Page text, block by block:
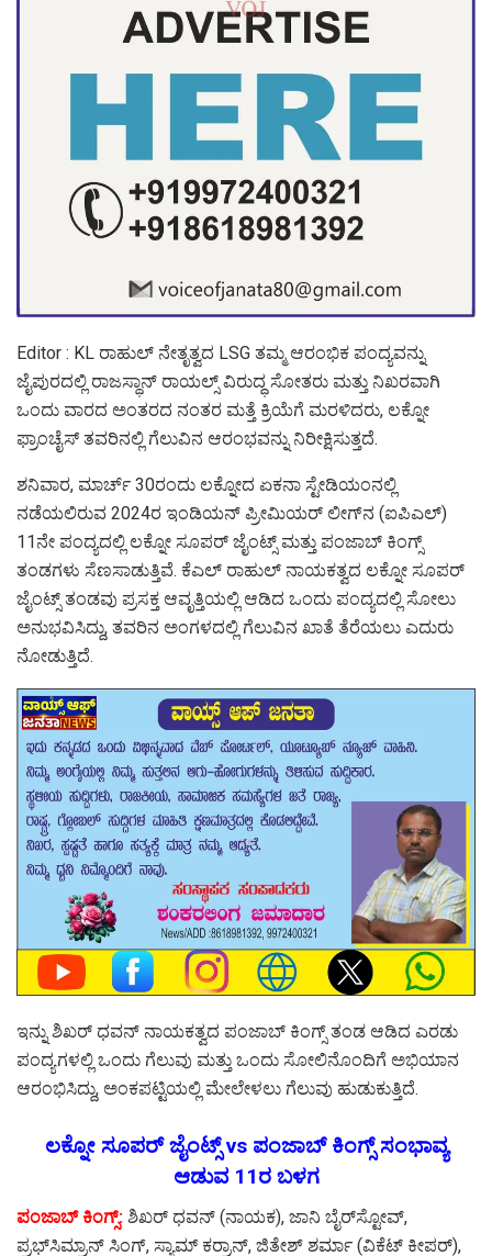
Editor : KL ರಾಹುಲ್ ನೇತೃತ್ವದ LSG ತಮ್ಮ ಆರಂಭಿಕ ಪಂದ್ಯವನ್ನು
ಜೈಪುರದಲ್ಲಿ ರಾಜಸ್ಥಾನ್ ರಾಯಲ್ಸ್ ವಿರುದ್ಧ ಸೋತರು ಮತ್ತು ನಿಖರವಾಗಿ
ಒಂದು ವಾರದ ಅಂತರದ ನಂತರ ಮತ್ತೆ ಕ್ರಿಯೆಗೆ ಮರಳಿದರು, ಲಕ್ನೋ
ಫ್ರಾಂಚೈಸ್ ತವರಿನಲ್ಲಿ ಗೆಲುವಿನ ಆರಂಭವನ್ನು ನಿರೀಕ್ಷಿಸುತ್ತದೆ.
ಶನಿವಾರ, ಮಾರ್ಚ್ 30ರಂದು ಲಕ್ನೋದ ಏಕನಾ ಸ್ಟೇಡಿಯಂನಲ್ಲಿ
ನಡೆಯಲಿರುವ 2024ರ ಇಂಡಿಯನ್ ಪ್ರೀಮಿಯರ್ ಲೀಗ್‌ನ (ಐಪಿಎಲ್)
11ನೇ ಪಂದ್ಯದಲ್ಲಿ ಲಕ್ನೋ ಸೂಪರ್ ಜೈಂಟ್ಸ್ ಮತ್ತು ಪಂಜಾಬ್ ಕಿಂಗ್ಸ್
ತಂಡಗಳು ಸೆಣಸಾಡುತ್ತಿವೆ. ಕೆಎಲ್ ರಾಹುಲ್ ನಾಯಕತ್ವದ ಲಕ್ನೋ ಸೂಪರ್
ಜೈಂಟ್ಸ್ ತಂಡವು ಪ್ರಸಕ್ತ ಆವೃತ್ತಿಯಲ್ಲಿ ಆಡಿದ ಒಂದು ಪಂದ್ಯದಲ್ಲಿ ಸೋಲು
ಅನುಭವಿಸಿದ್ದು, ತವರಿನ ಅಂಗಳದಲ್ಲಿ ಗೆಲುವಿನ ಖಾತೆ ತೆರೆಯಲು ಎದುರು
ನೋಡುತ್ತಿದೆ.
ಇನ್ನು ಶಿಖರ್ ಧವನ್ ನಾಯಕತ್ವದ ಪಂಜಾಬ್ ಕಿಂಗ್ಸ್ ತಂಡ ಆಡಿದ ಎರಡು
ಪಂದ್ಯಗಳಲ್ಲಿ ಒಂದು ಗೆಲುವು ಮತ್ತು ಒಂದು ಸೋಲಿನೊಂದಿಗೆ ಅಭಿಯಾನ
ಆರಂಭಿಸಿದ್ದು, ಅಂಕಪಟ್ಟಿಯಲ್ಲಿ ಮೇಲೇಳಲು ಗೆಲುವು ಹುಡುಕುತ್ತಿದೆ.
ಲಕ್ನೋ ಸೂಪರ್ ಜೈಂಟ್ಸ್ vs ಪಂಜಾಬ್ ಕಿಂಗ್ಸ್ ಸಂಭಾವ್ಯ
ಆಡುವ 11ರ ಬಳಗ
ಪಂಜಾಬ್ ಕಿಂಗ್ಸ್: ಶಿಖರ್ ಧವನ್ (ನಾಯಕ), ಜಾನಿ ಬೈರ್‌ಸ್ಟೋವ್,
ಪ್ರಭ್‌ಸಿಮ್ರಾನ್ ಸಿಂಗ್, ಸ್ಯಾಮ್ ಕರ್ರಾನ್, ಜಿತೇಶ್ ಶರ್ಮಾ (ವಿಕೆಟ್ ಕೀಪರ್),